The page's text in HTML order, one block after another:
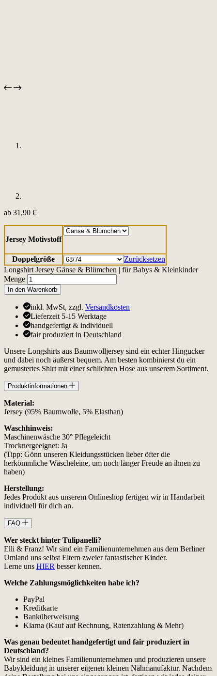
ab 31,90 €
Jersey Motivstoff
Doppelgröße
Zurücksetzen
Longshirt Jersey Gänse & Blümchen | für Babys & Kleinkinder
Menge
In den Warenkorb
inkl. MwSt, zzgl. Versandkosten
Lieferzeit 5-15 Werktage
handgefertigt & individuell
fair produziert in Deutschland
Unsere Longshirts aus Baumwolljersey sind ein echter Hingucker
und dabei noch äußerst bequem. Am besten kombinierst du ein
gemustertes Shirt mit einer schlichten Hose aus unserem Sortiment.
Produktinformationen
Material:
Jersey (95% Baumwolle, 5% Elasthan)
Waschhinweis:
Maschinenwäsche 30° Pflegeleicht
Trocknergeeignet: Ja
(Tipp: Gönn unseren Kleidungsstücken lieber öfter die
herkömmliche Wäscheleine, um noch länger Freude an ihnen zu
haben)
Herstellung:
Jedes Produkt aus unserem Onlineshop fertigen wir in Handarbeit
individuell für dich an.
FAQ
Wer steckt hinter Tulipanelli?
Elli & Franz! Wir sind ein Familienunternehmen aus dem Berliner
Umland uns selbst Eltern zweier fantastischer Kinder.
Lerne uns HIER besser kennen.
Welche Zahlungsmöglichkeiten habe ich?
PayPal
Kreditkarte
Banküberweisung
Klarna (Kauf auf Rechnung, Ratenzahlung & Mehr)
Was genau bedeutet handgefertigt und fair produziert in
Deutschland?
Wir sind ein kleines Familienunternehmen und produzieren unsere
Babykleidung in unserer eigenen kleinen Nähmanufaktur. Nachdem